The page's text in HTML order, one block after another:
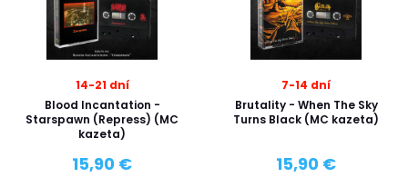
14-21 dní
Blood Incantation -
Starspawn (Repress) (MC
kazeta)
15,90 €
7-14 dní
Brutality - When The Sky
Turns Black (MC kazeta)
15,90 €